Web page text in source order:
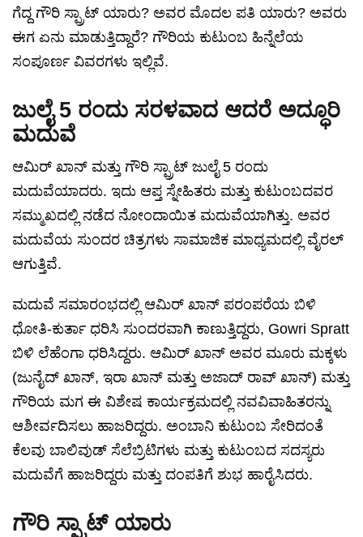
ಗೆದ್ದ ಗೌರಿ ಸ್ಪ್ರಾಟ್ ಯಾರು? ಅವರ ಮೊದಲ ಪತಿ ಯಾರು? ಅವರು
ಈಗ ಏನು ಮಾಡುತ್ತಿದ್ದಾರೆ? ಗೌರಿಯ ಕುಟುಂಬ ಹಿನ್ನೆಲೆಯ
ಸಂಪೂರ್ಣ ವಿವರಗಳು ಇಲ್ಲಿವೆ.
ಜುಲೈ 5 ರಂದು ಸರಳವಾದ ಆದರೆ ಅದ್ಧೂರಿ
ಮದುವೆ
ಆಮಿರ್ ಖಾನ್ ಮತ್ತು ಗೌರಿ ಸ್ಪ್ರಾಟ್ ಜುಲೈ 5 ರಂದು
ಮದುವೆಯಾದರು. ಇದು ಆಪ್ತ ಸ್ನೇಹಿತರು ಮತ್ತು ಕುಟುಂಬದವರ
ಸಮ್ಮುಖದಲ್ಲಿ ನಡೆದ ನೋಂದಾಯಿತ ಮದುವೆಯಾಗಿತ್ತು. ಅವರ
ಮದುವೆಯ ಸುಂದರ ಚಿತ್ರಗಳು ಸಾಮಾಜಿಕ ಮಾಧ್ಯಮದಲ್ಲಿ ವೈರಲ್
ಆಗುತ್ತಿವೆ.
ಮದುವೆ ಸಮಾರಂಭದಲ್ಲಿ ಆಮಿರ್ ಖಾನ್ ಪರಂಪರೆಯ ಬಿಳಿ
ಧೋತಿ-ಕುರ್ತಾ ಧರಿಸಿ ಸುಂದರವಾಗಿ ಕಾಣುತ್ತಿದ್ದರು, Gowri Spratt
ಬಿಳಿ ಲೆಹೆಂಗಾ ಧರಿಸಿದ್ದರು. ಆಮಿರ್ ಖಾನ್ ಅವರ ಮೂರು ಮಕ್ಕಳು
(ಜುನೈದ್ ಖಾನ್, ಇರಾ ಖಾನ್ ಮತ್ತು ಅಜಾದ್ ರಾವ್ ಖಾನ್) ಮತ್ತು
ಗೌರಿಯ ಮಗ ಈ ವಿಶೇಷ ಕಾರ್ಯಕ್ರಮದಲ್ಲಿ ನವವಿವಾಹಿತರನ್ನು
ಆಶೀರ್ವದಿಸಲು ಹಾಜರಿದ್ದರು. ಅಂಬಾನಿ ಕುಟುಂಬ ಸೇರಿದಂತೆ
ಕೆಲವು ಬಾಲಿವುಡ್ ಸೆಲೆಬ್ರಿಟಿಗಳು ಮತ್ತು ಕುಟುಂಬದ ಸದಸ್ಯರು
ಮದುವೆಗೆ ಹಾಜರಿದ್ದರು ಮತ್ತು ದಂಪತಿಗೆ ಶುಭ ಹಾರೈಸಿದರು.
ಗೌರಿ ಸ್ಪ್ರಾಟ್ ಯಾರು